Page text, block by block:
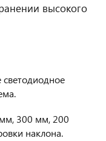
высокого
300 мм, 200
наклона.